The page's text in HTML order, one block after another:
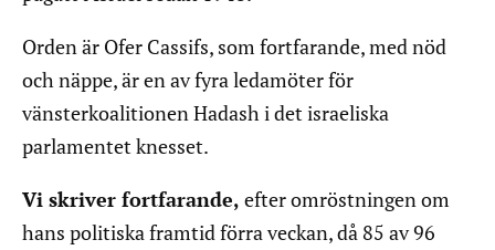
Orden är Ofer Cassifs, som fortfarande, med nöd
och näppe, är en av fyra ledamöter för
vänsterkoalitionen Hadash i det israeliska
parlamentet knesset.
Vi skriver fortfarande, efter omröstningen om
hans politiska framtid förra veckan, då 85 av 96